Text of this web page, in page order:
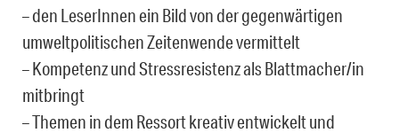
– den LeserInnen ein Bild von der gegenwärtigen
umweltpolitischen Zeitenwende vermittelt
– Kompetenz und Stressresistenz als Blattmacher/in
mitbringt
– Themen in dem Ressort kreativ entwickelt und